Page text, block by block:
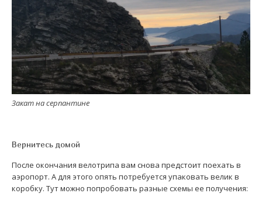
Закат на серпантине
Вернитесь домой
После окончания велотрипа вам снова предстоит поехать в
аэропорт. А для этого опять потребуется упаковать велик в
коробку. Тут можно попробовать разные схемы ее получения: